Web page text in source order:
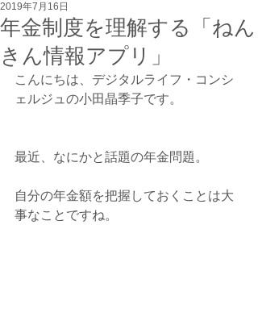
年金制度を理解する「ねん
きん情報アプリ」
2019年7月16日
こんにちは、デジタルライフ・コンシ
ェルジュの小田晶季子です。
最近、なにかと話題の年金問題。
自分の年金額を把握しておくことは大
事なことですね。